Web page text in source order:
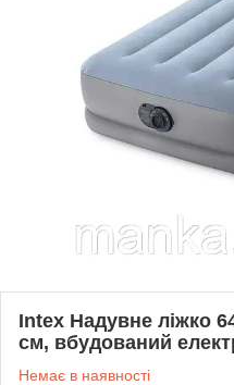
Intex Надувне ліжко
см, вбудований
Немає в наявності